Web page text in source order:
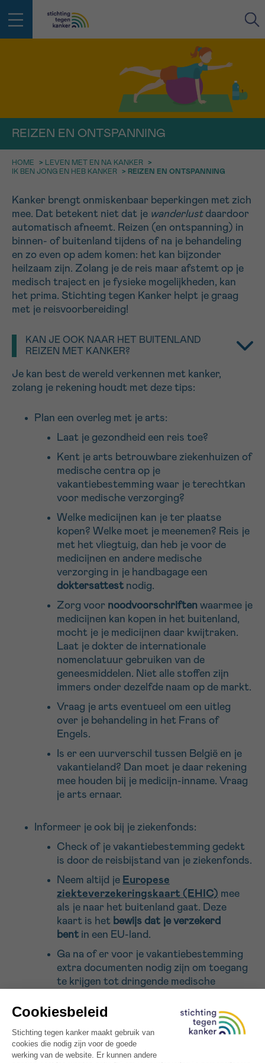
REIZEN EN ONTSPANNING
HOME > LEVEN MET EN NA KANKER
>
IK BEN JONG EN HEB KANKER
> REIZEN EN ONTSPANNING
Kanker brengt onmiskenbaar beperkingen met zich
mee. Dat betekent niet dat je wanderlustdaardoor
automatisch afneemt. Reizen (en ontspanning) in
binnen- of buitenland tijdens of na je behandeling
en zo even op adem komen: het kan bijzonder
heilzaam zijn. Zolang je de reis maar afstemt op je
medisch traject en je fysieke mogelijkheden, kan
het prima. Stichting tegen Kanker helpt je graag
met je reisvoorbereiding!
KAN JE OOK NAAR HET BUITENLAND
REIZEN MET KANKER?
Je kan best de wereld verkennen met kanker,
zolang je rekening houdt met deze tips:
Plan een overleg met je arts:
Laat je gezondheid een reis toe?
Kent je arts betrouwbare ziekenhuizen of
medische centra op je
vakantiebestemming waar je terechtkan
voor medische verzorging?
Welke medicijnen kan je ter plaatse
kopen? Welke moet je meenemen? Reis je
met het vliegtuig, dan heb je voor de
medicijnen en andere medische
verzorging in je handbagage een
doktersattest nodig.
Zorg voor noodvoorschriften waarmee je
medicijnen kan kopen in het buitenland,
mocht je je medicijnen daar kwijtraken.
Laat je dokter de internationale
nomenclatuur gebruiken van de
geneesmiddelen. Niet alle stoffen zijn
immers onder dezelfde naam op de markt.
Vraag je arts eventueel om een uitleg
over je behandeling in het Frans of
Engels.
Is er een uurverschil tussen België en je
vakantieland? Dan moet je daar rekening
mee houden bij je medicijn-inname. Vraag
je arts ernaar.
Informeer je ook bij je ziekenfonds:
Check of je vakantiebestemming gedekt
is door de reisbijstand van je ziekenfonds.
Neem altijd je Europese
ziekteverzekeringskaart (EHIC) mee
als je naar het buitenland gaat. Deze
kaart is het bewijs dat je verzekerd
bent in een EU-land.
Ga na of er voor je vakantiebestemming
extra documenten nodig zijn om toegang
te krijgen tot dringende medische
Krijg je een uitkering van het ziekenfonds,
dan moet de adviserend geneesheer
toestemming geven om naar het
buitenland op vakantie te gaan.
VOORNAAM
IN DE STRIJD TEGEN KANKER STA
JE NIET ALLEEN
Bel ons op 0800 15 802
Via ons
contactformulier
Ik wil graag opgebeld worden
Meer weten over Kankerinfo
geen enkele diagnose
TERUG
VOORNAAM
MIJN VRAAG
Ja, stuur mij de nieuwsbrief
9h-11h
13h-16h
16h-18h